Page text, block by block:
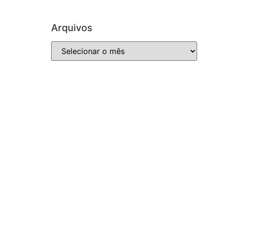
Arquivos